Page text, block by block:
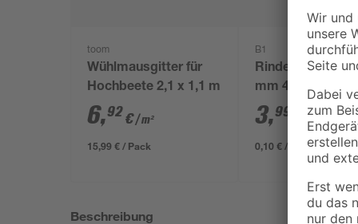
toom
Wühlmausgitter für
Hochbeete 2,1 x 1,1 m
6,92€/ m²
15,99 € / Pack
B1
Rindenmulch 0-
mm 40 l
3,99
0,10 € / Liter
Beschreibung